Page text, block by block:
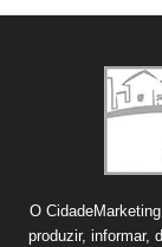
O
produzir, informar,